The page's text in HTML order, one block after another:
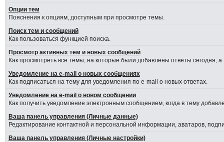
Опции тем
Пояснения к опциям, доступным при просмотре темы.
Поиск тем и сообщений
Как пользоваться функцией поиска.
Просмотр активных тем и новых сообщений
Как просмотреть все темы, на которые были добавлены ответы сегодня,
Уведомление на e-mail о новых сообщениях
Как подписаться на тему для уведомления по e-mail о новых ответах.
Уведомление на е-mail о новом сообщении
Как получить уведомление электронным сообщением, когда в тему
Ваша панель управления (Личные данные)
Редактирование контактной и персональной информации, аватаров,
Ваша панель управления (Личные настройки)